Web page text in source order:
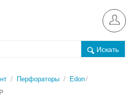
Искать
/ Перфораторы / Edon/